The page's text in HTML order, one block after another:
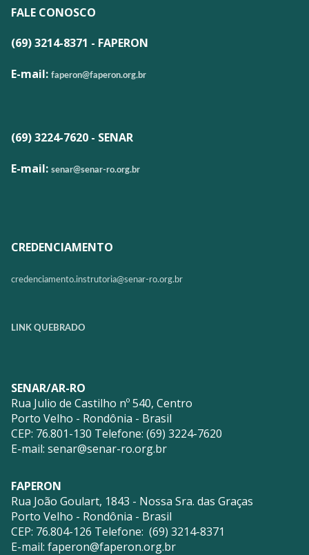
FALE CONOSCO
(69) 3214-8371 - FAPERON
E-mail: faperon@faperon.org.br
(69) 3224-7620 - SENAR
E-mail: senar@senar-ro.org.br
CREDENCIAMENTO
credenciamento.instrutoria@senar-ro.org.br
LINK QUEBRADO
SENAR/AR-RO
Rua Julio de Castilho nº 540, Centro
Porto Velho - Rondônia - Brasil
CEP: 76.801-130 Telefone: (69) 3224-7620
E-mail: senar@senar-ro.org.br
FAPERON
Rua João Goulart, 1843 - Nossa Sra. das Graças
Porto Velho - Rondônia - Brasil
CEP: 76.804-126 Telefone: (69) 3214-8371
E-mail: faperon@faperon.org.br